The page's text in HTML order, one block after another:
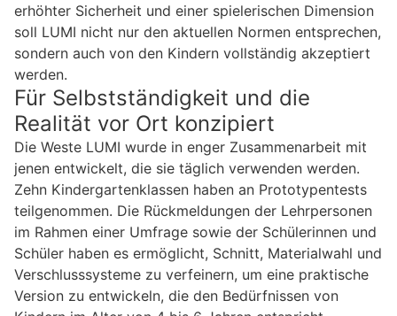
erhöhter Sicherheit und einer spielerischen Dimension
soll LUMI nicht nur den aktuellen Normen entsprechen,
sondern auch von den Kindern vollständig akzeptiert
werden.
Für Selbstständigkeit und die
Realität vor Ort konzipiert
Die Weste LUMI wurde in enger Zusammenarbeit mit
jenen entwickelt, die sie täglich verwenden werden.
Zehn Kindergartenklassen haben an Prototypentests
teilgenommen. Die Rückmeldungen der Lehrpersonen
im Rahmen einer Umfrage sowie der Schülerinnen und
Schüler haben es ermöglicht, Schnitt, Materialwahl und
Verschlusssysteme zu verfeinern, um eine praktische
Version zu entwickeln, die den Bedürfnissen von